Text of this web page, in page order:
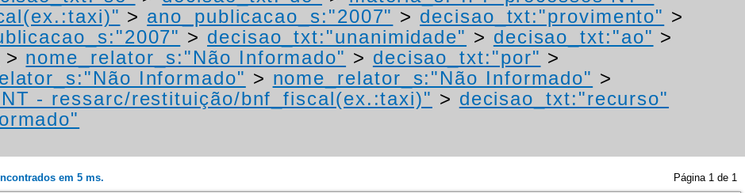
> ano_publicacao_s:"2007" > decisao_txt:"provimento" >
> decisao_txt:"unanimidade" > decisao_txt:"ao" >
> nome_relator_s:"Não Informado" > decisao_txt:"por" >
Informado" > nome_relator_s:"Não Informado" >
- ressarc/restituição/bnf_fiscal(ex.:taxi)" > decisao_txt:"recurso"
em 5 ms. Página 1 de 1